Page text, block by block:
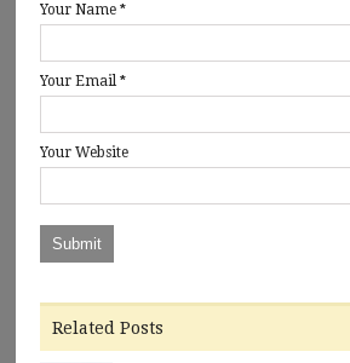
Your Name *
Your Email *
Your Website
Related Posts